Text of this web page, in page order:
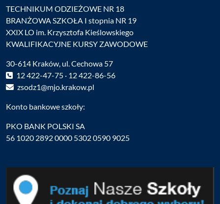
TECHNIKUM ODZIEŻOWE NR 18
BRANŻOWA SZKOŁA I stopnia NR 19
XXIX LO im. Krzysztofa Kieślowskiego
KWALIFIKACYJNE KURSY ZAWODOWE
30-614 Kraków, ul. Cechowa 57
12 422-47-75 · 12 422-86-56
zsodz1@mjo.krakow.pl
Konto bankowe szkoły:
PKO BANK POLSKI SA
56 1020 2892 0000 5302 0590 9025